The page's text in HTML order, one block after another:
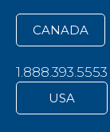
CANADA
1.888.393.5553
USA